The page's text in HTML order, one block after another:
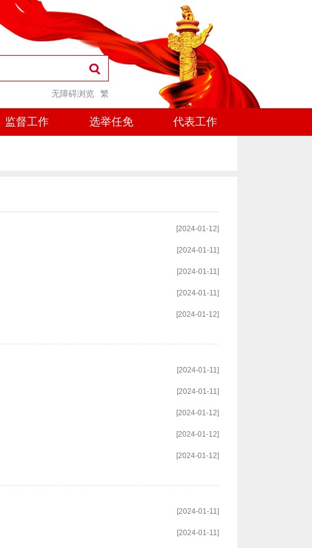
繁
无障碍浏览
监督工作 选举任免 代表工作
[2024-01-12]
[2024-01-11]
[2024-01-11]
[2024-01-11]
[2024-01-12]
[2024-01-11]
[2024-01-11]
[2024-01-12]
[2024-01-12]
[2024-01-12]
[2024-01-11]
[2024-01-11]